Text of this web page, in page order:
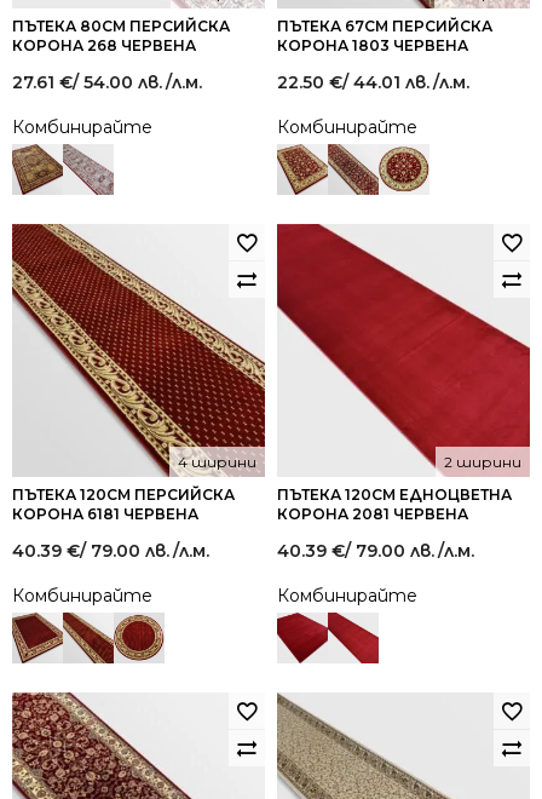
ПЪТЕКА 80СМ ПЕРСИЙСКА
КОРОНА 268 ЧЕРВЕНА
27.61 €/ 54.00 лв./л.м.
Комбинирайте
ПЪТЕКА 67СМ ПЕРСИЙСКА
КОРОНА 1803 ЧЕРВЕНА
22.50 €/ 44.01 лв./л.м.
Комбинирайте
ПЪТЕКА 120СМ ПЕРСИЙСКА
КОРОНА 6181 ЧЕРВЕНА
4 ширини
40.39 €/ 79.00 лв./л.м.
Комбинирайте
ПЪТЕКА 120СМ ЕДНОЦВЕТНА
КОРОНА 2081 ЧЕРВЕНА
2 ширини
40.39 €/ 79.00 лв./л.м.
Комбинирайте